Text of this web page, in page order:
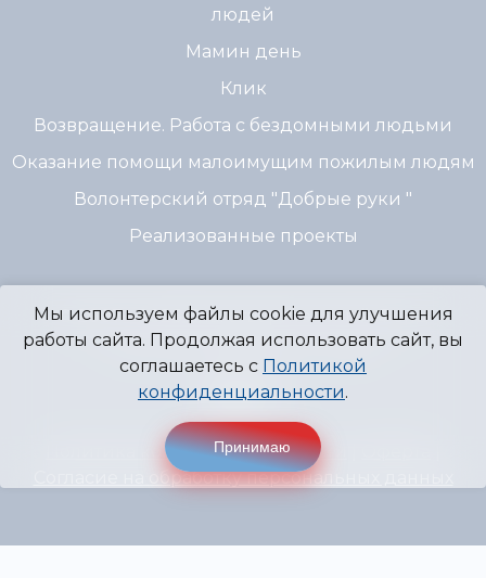
людей
Мамин день
Клик
Возвращение. Работа с бездомными людьми
Оказание помощи малоимущим пожилым людям
Волонтерский отряд "Добрые руки "
Реализованные проекты
© 2007 - 2026 Благотворительный Фонд
"Источник Надежды" г. Пермь
Политика конфиденциальности
Согласие на обработку персональных данных
Мы используем файлы cookie для улучшения
работы сайта. Продолжая использовать сайт, вы
соглашаетесь с Политикой
конфиденциальности.
Принимаю